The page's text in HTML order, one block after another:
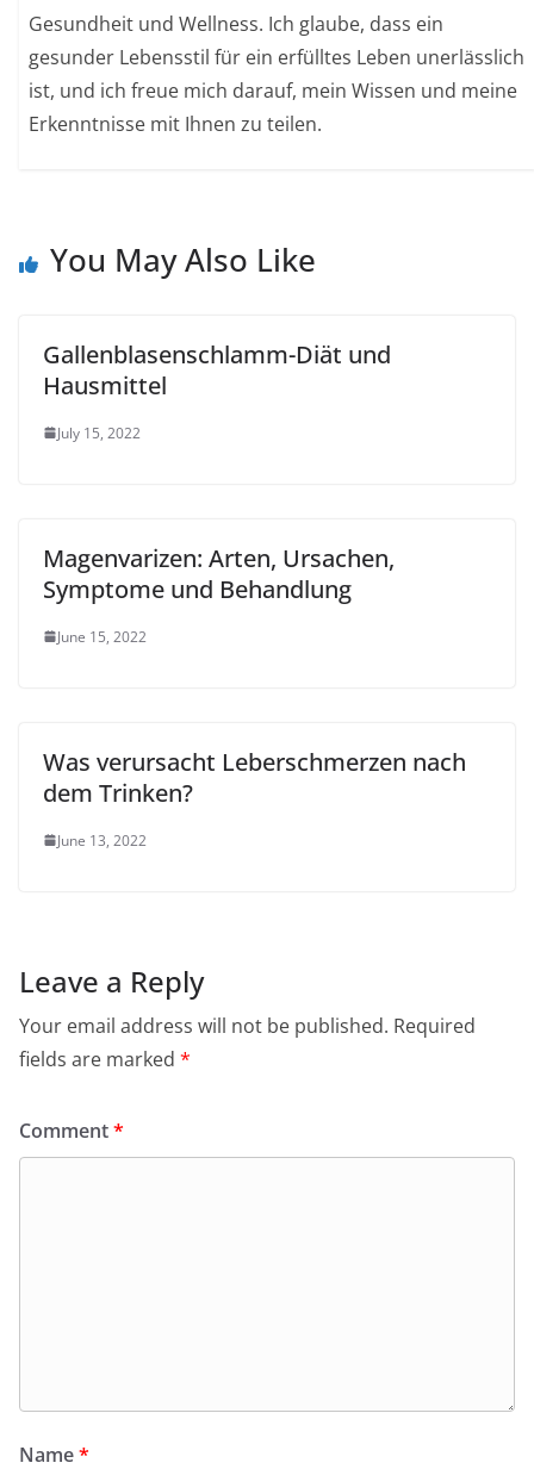
Gesundheit und Wellness. Ich glaube, dass ein
gesunder Lebensstil für ein erfülltes Leben unerlässlich
ist, und ich freue mich darauf, mein Wissen und meine
Erkenntnisse mit Ihnen zu teilen.
You May Also Like
Gallenblasenschlamm-Diät und
Hausmittel
July 15, 2022
Magenvarizen: Arten, Ursachen,
Symptome und Behandlung
June 15, 2022
Was verursacht Leberschmerzen nach
dem Trinken?
June 13, 2022
Leave a Reply
Your email address will not be published. Required
fields are marked *
Comment*
Name*